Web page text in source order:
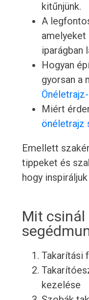
kitűnjünk.
A
amelyeket
iparágban
Hogyan
gyorsan a
Miért
önéletrajz
Emellett
tippeket és
hogy inspiráljuk
Mit csinál
Takarítási
kezelése